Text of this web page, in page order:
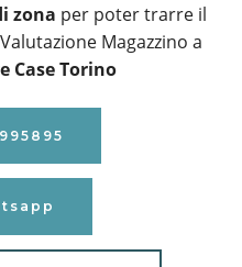
zona per poter trarre il
Magazzino a
Case Torino